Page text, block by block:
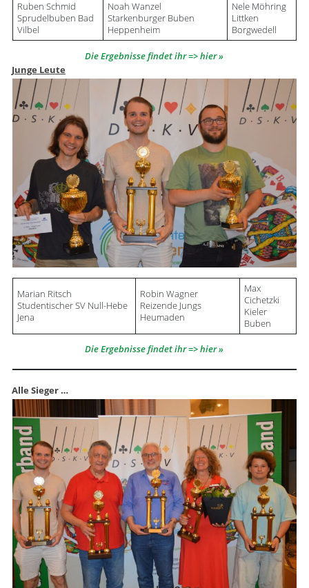
Ruben Schmid
Sprudelbuben Bad
Vilbel
Noah Wanzel
Starkenburger Buben
Heppenheim
Nele Möhring
Littken
Borgwedell
Die Ergebnisse findet ihr => hier
Junge Leute
Marian Ritsch
Studentischer SV Null-Hebe
Jena
Robin Wagner
Reizende Jungs
Heumaden
Max
Cichetzki
Kieler
Buben
Die Ergebnisse findet ihr => hier
Alle Sieger …